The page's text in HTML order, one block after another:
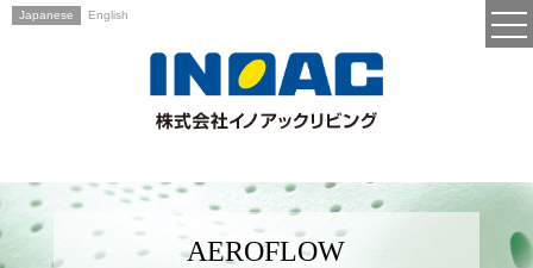
Japanese English
AEROFLOW